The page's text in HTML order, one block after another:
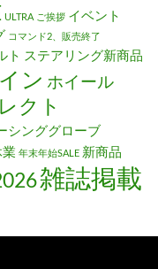
ULTRA ご挨拶 イベント
コマンド2、販売終了
ト ステアリング新商品
ン ホイール
クト
シンググローブ
年末年始SALE 新商品
雑誌掲載